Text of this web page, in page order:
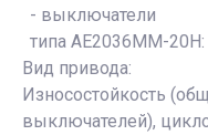
- выключатели
типа АЕ2036ММ-20Н:
Вид привода:
Износостойкость
выключателей),